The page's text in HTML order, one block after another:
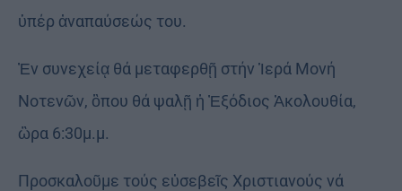
ὑπέρ ἀναπαύσεώς του.
Ἐν συνεχείᾳ θά μεταφερθῇ στήν Ἱερά Μονή
Νοτενῶν, ὃπου θά ψαλῇ ἡ Ἐξόδιος Ἀκολουθία,
ὣρα 6:30μ.μ.
Προσκαλοῦμε τούς εὐσεβεῖς Χριστιανούς νά